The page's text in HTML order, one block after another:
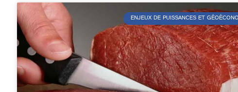
ENJEUX DE PUISSANCES ET